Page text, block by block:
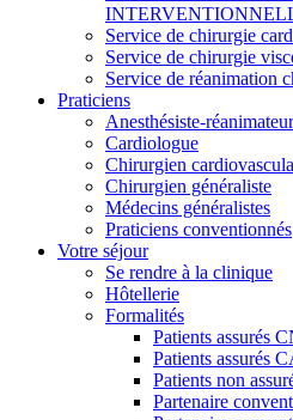
Service de chirurgie
Service de chirurgie
Service de réanimation
Praticiens
Anesthésiste-
Cardiologue
Chirurgien
Chirurgien généraliste
Médecins généralistes
Praticiens conventionnés
Votre séjour
Se rendre à la clinique
Hôtellerie
Formalités
Patients assurés
Patients assurés
Patients non
Partenaire